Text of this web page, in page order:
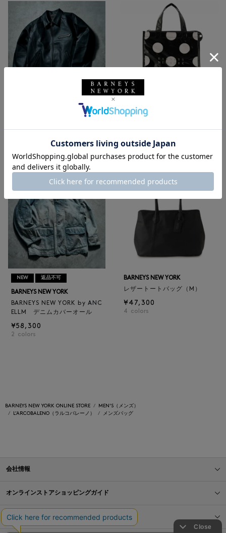
ELLM ホースレザーブルゾン
¥165,000
NEW
グ／ドット柄
¥6,600
NEW 返品不可
BARNEYS NEW YORK
BARNEYS NEW YORK by ANC
ELLM デニムカバーオール
¥58,300
2 colors
BARNEYS NEW YORK
レザートートバッグ（M）
¥47,300
4 colors
BARNEYS NEW YORK ONLINE STORE
MEN'S（メンズ）
L’ARCOBALENO（ラルコバレーノ）
メンズバッグ
会社情報
オンラインストアショッピングガイド
店舗情報